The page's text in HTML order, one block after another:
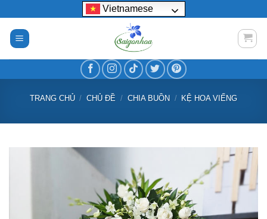
nội
dung
Vietnamese
TRANG CHỦ / CHỦ ĐỀ / CHIA BUỒN / KỆ HOA VIẾNG